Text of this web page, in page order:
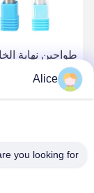
طواحين نهاية
عالية الأداء
8mm 10mm
احصل
Alice
you looking for?